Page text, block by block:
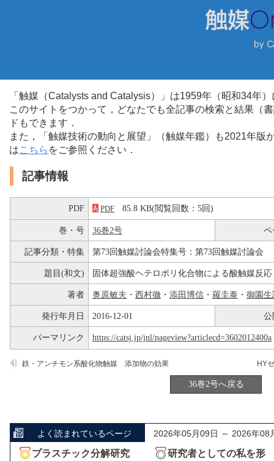
「触媒（Catalysts and Catalysis）」は1959年（昭和34年
このサイトをつかって，どなたでも全記事の検索と結果（
ドもできます．
また，「触媒技術の動向と展望」（触媒年鑑）も2021年
はこちら をご参照ください．
記事情報
PDF PDF 85.8 KB(閲覧回数：5回)
巻・号 36巻2号 ペ
記事分類・特集 第73回触媒討論会特集号：第73回触媒討論会
題目(和文) 固体超強酸ヘテロポリ化合物による酸触媒反応
著者 奥原敏夫 ・ 西村徹 ・ 添田博信 ・ 羅圭泰 ・ 御園生
発行年月日 2016-12-01 公
パーマリンク https://catsj.jp/jnl/pageview?articlecd=3602012400a
鉄・アンチモン系酸化物触媒 添加物の効果
36巻2号へ戻る
よく読まれているページ 2026年05月09日 ～ 2026年08
プラスチック分解研究
研究者としての私を形